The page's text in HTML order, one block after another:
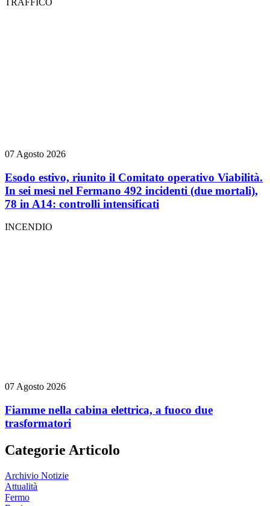
TRAFFICO
07 Agosto 2026
Esodo estivo, riunito il Comitato operativo Viabilità.
In sei mesi nel Fermano 492 incidenti (due mortali),
78 in A14: controlli intensificati
INCENDIO
07 Agosto 2026
Fiamme nella cabina elettrica, a fuoco due
trasformatori
Categorie Articolo
Archivio Notizie
Attualità
Fermo